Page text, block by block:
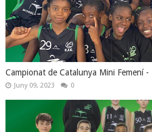
Campionat de Catalunya Mini Femení
Juny 09, 2023 0